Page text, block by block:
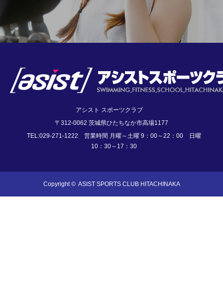
アシスト スポーツクラブ
〒312-0062 茨城県ひたちなか市高場1177
TEL:029-271-1222 営業時間 月曜～土曜 9：00～22：00 日曜
10：30～17：30
Copyright © ASIST SPORTS CLUB HITACHINAKA